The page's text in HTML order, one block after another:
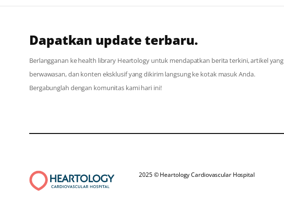
Dapatkan update terbaru.
Berlangganan ke health library Heartology untuk mendapatkan berita terkini, artikel yang
berwawasan, dan konten eksklusif yang dikirim langsung ke kotak masuk Anda.
Bergabunglah dengan komunitas kami hari ini!
2025 © Heartology Cardiovascular Hospital